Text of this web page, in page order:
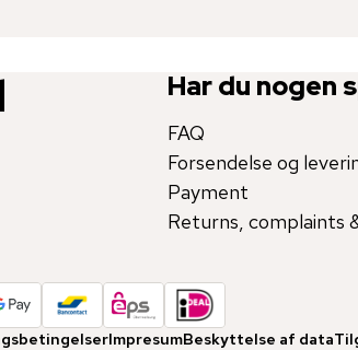
Har du nogen
FAQ
Forsendelse og
Payment
Returns, complaints
ImpresumBeskyttelse af data